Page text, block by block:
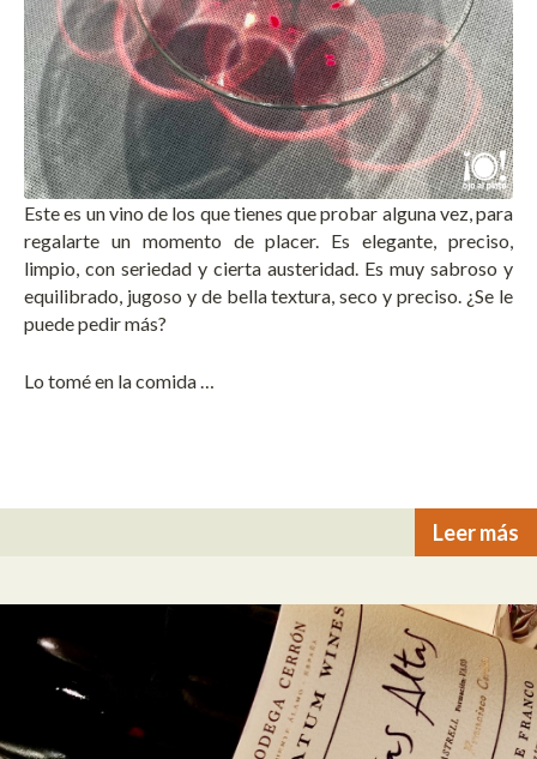
Este es un vino de los que tienes que probar alguna vez, para
regalarte un momento de placer. Es elegante, preciso,
limpio, con seriedad y cierta austeridad. Es muy sabroso y
equilibrado, jugoso y de bella textura, seco y preciso. ¿Se le
puede pedir más?
Lo tomé en la comida …
Leer más